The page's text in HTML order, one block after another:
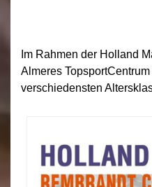
Im Rahmen der Holland
Almeres
verschiedensten